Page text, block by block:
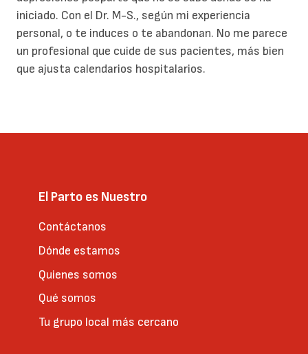
iniciado. Con el Dr. M-S., según mi experiencia
personal, o te induces o te abandonan. No me parece
un profesional que cuide de sus pacientes, más bien
que ajusta calendarios hospitalarios.
El Parto es Nuestro
Contáctanos
Dónde estamos
Quienes somos
Qué somos
Tu grupo local más cercano